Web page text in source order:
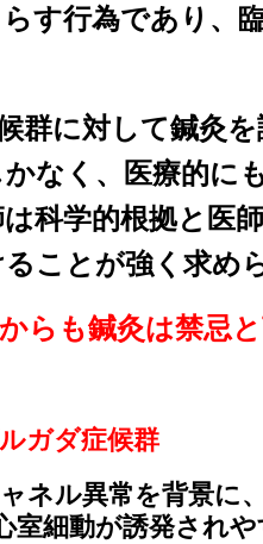
す行為であり、
群に対して鍼灸
なく、医療的に
科学的根拠と医
ことが強く求め
らも鍼灸は禁忌
ガダ症候群
ネル異常を背景に
室細動が誘発され